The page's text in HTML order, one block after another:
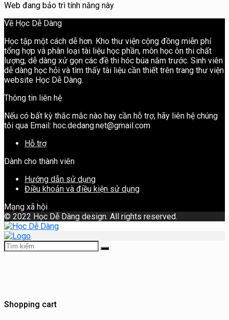
Web đang bảo trì tính năng này
Về Học Dễ Dàng
Học tập một cách dễ hơn. Kho thư viện cộng đồng miễn phí
tổng hợp và phân loại tài liệu học phần, môn học ôn thi chất
lượng, dễ dàng xử gọn các đề thi hóc búa năm trước. Sinh viên
dễ dàng học hỏi và tìm thấy tài liệu cần thiết trên trang thư viện
website Học Dễ Dàng.
Thông tin liên hệ
Nếu có bất kỳ thắc mắc nào hay cần hỗ trợ, hãy liên hệ chúng
tôi qua Email: hoc.dedang.net@gmail.com
Hỗ trợ
Dành cho thành viên
Hướng dẫn sử dụng
Điều khoản và điều kiện sử dụng
Mạng xã hội
© 2022 Học Dễ Dàng design. All rights reserved.
Shopping cart